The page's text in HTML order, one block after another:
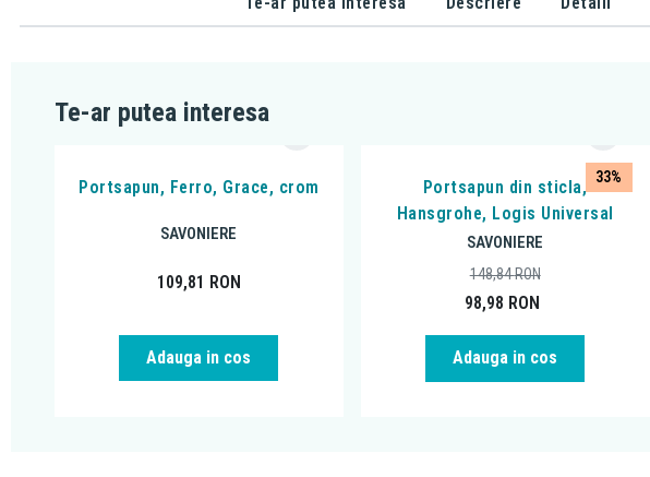
Te-ar putea interesa
Portsapun, Ferro, Grace, crom
SAVONIERE
109,81 RON
Adauga in cos
33%
Portsapun din sticla,
Hansgrohe, Logis Universal
SAVONIERE
98,98 RON
148,84RON
Adauga in cos